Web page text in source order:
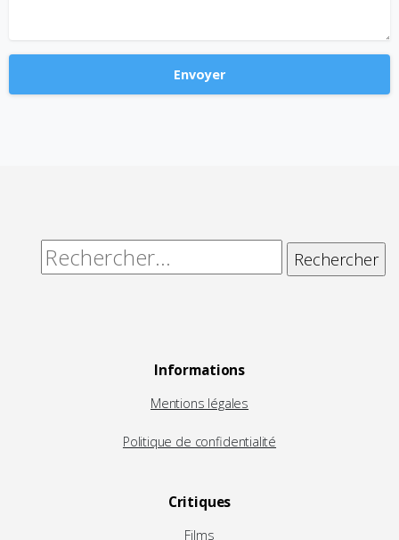
Rechercher :
Informations
Mentions légales
Politique de confidentialité
Critiques
Films